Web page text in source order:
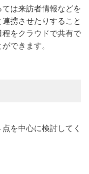
は来訪者情報などを
携させたりすること
をクラウドで共有で
できます。
を中心に検討してく